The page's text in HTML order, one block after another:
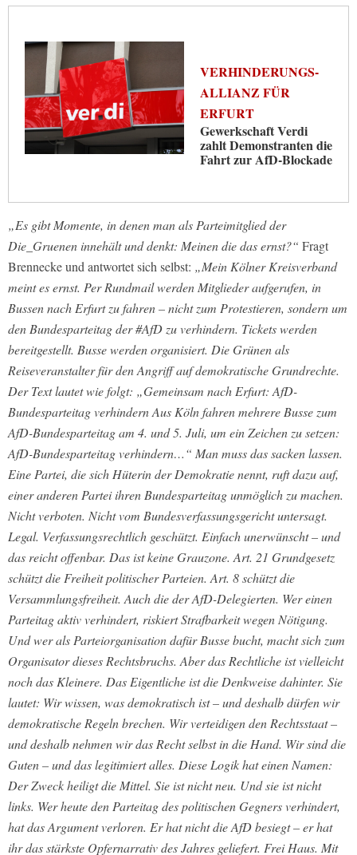
VERHINDERUNGS-
ALLIANZ FÜR
ERFURT
Gewerkschaft Verdi
zahlt Demonstranten die
Fahrt zur AfD-Blockade
„Es gibt Momente, in denen man als Parteimitglied der
Die_Gruenen innehält und denkt: Meinen die das ernst?“ Fragt
Brennecke und antwortet sich selbst: „Mein Kölner Kreisverband
meint es ernst. Per Rundmail werden Mitglieder aufgerufen, in
Bussen nach Erfurt zu fahren – nicht zum Protestieren, sondern um
den Bundesparteitag der #AfD zu verhindern. Tickets werden
bereitgestellt. Busse werden organisiert. Die Grünen als
Reiseveranstalter für den Angriff auf demokratische Grundrechte.
Der Text lautet wie folgt: „Gemeinsam nach Erfurt: AfD-
Bundesparteitag verhindern Aus Köln fahren mehrere Busse zum
AfD-Bundesparteitag am 4. und 5. Juli, um ein Zeichen zu setzen:
AfD-Bundesparteitag verhindern…“ Man muss das sacken lassen.
Eine Partei, die sich Hüterin der Demokratie nennt, ruft dazu auf,
einer anderen Partei ihren Bundesparteitag unmöglich zu machen.
Nicht verboten. Nicht vom Bundesverfassungsgericht untersagt.
Legal. Verfassungsrechtlich geschützt. Einfach unerwünscht – und
das reicht offenbar. Das ist keine Grauzone. Art. 21 Grundgesetz
schützt die Freiheit politischer Parteien. Art. 8 schützt die
Versammlungsfreiheit. Auch die der AfD-Delegierten. Wer einen
Parteitag aktiv verhindert, riskiert Strafbarkeit wegen Nötigung.
Und wer als Parteiorganisation dafür Busse bucht, macht sich zum
Organisator dieses Rechtsbruchs. Aber das Rechtliche ist vielleicht
noch das Kleinere. Das Eigentliche ist die Denkweise dahinter. Sie
lautet: Wir wissen, was demokratisch ist – und deshalb dürfen wir
demokratische Regeln brechen. Wir verteidigen den Rechtsstaat –
und deshalb nehmen wir das Recht selbst in die Hand. Wir sind die
Guten – und das legitimiert alles. Diese Logik hat einen Namen:
Der Zweck heiligt die Mittel. Sie ist nicht neu. Und sie ist nicht
links. Wer heute den Parteitag des politischen Gegners verhindert,
hat das Argument verloren. Er hat nicht die AfD besiegt – er hat
ihr das stärkste Opfernarrativ des Jahres geliefert. Frei Haus. Mit